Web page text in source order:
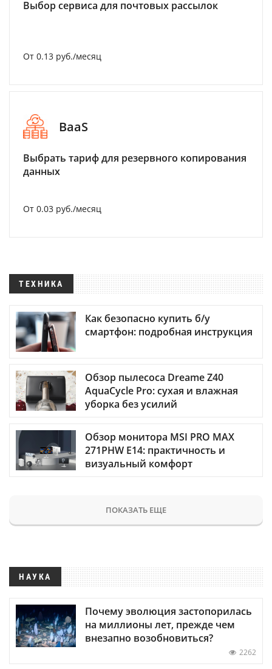
Выбор сервиса для почтовых рассылок
От 0.13 руб./месяц
BaaS
Выбрать тариф для резервного копирования
данных
От 0.03 руб./месяц
ТЕХНИКА
Как безопасно купить б/у
смартфон: подробная инструкция
Обзор пылесоса Dreame Z40
AquaCycle Pro: сухая и влажная
уборка без усилий
Обзор монитора MSI PRO MAX
271PHW E14: практичность и
визуальный комфорт
ПОКАЗАТЬ ЕЩЕ
НАУКА
Почему эволюция застопорилась
на миллионы лет, прежде чем
внезапно возобновиться?
2262